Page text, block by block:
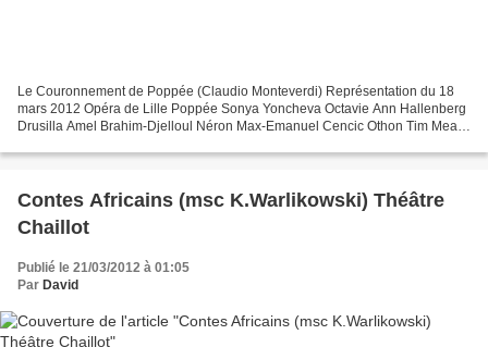
Le Couronnement de Poppée (Claudio Monteverdi) Représentation du 18
mars 2012 Opéra de Lille Poppée Sonya Yoncheva Octavie Ann Hallenberg
Drusilla Amel Brahim-Djelloul Néron Max-Emanuel Cencic Othon Tim Mead
Contes Africains (msc K.Warlikowski) Théâtre
Chaillot
Publié le 21/03/2012 à 01:05
Par David